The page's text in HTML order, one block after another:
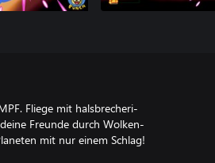
Fliege mit halsbrecheri-
Freunde durch Wolken-
mit nur einem Schlag!